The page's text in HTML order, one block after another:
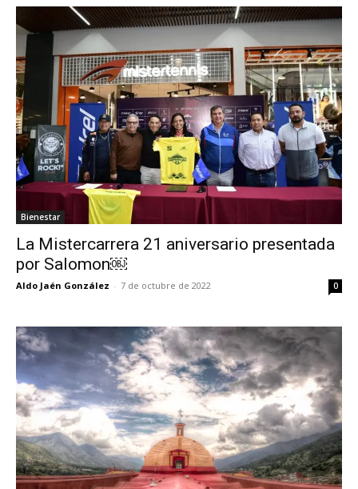
Bienestar
La Mistercarrera 21 aniversario presentada
por Salomon￼
Aldo Jaén González - 7 de octubre de 2022 0